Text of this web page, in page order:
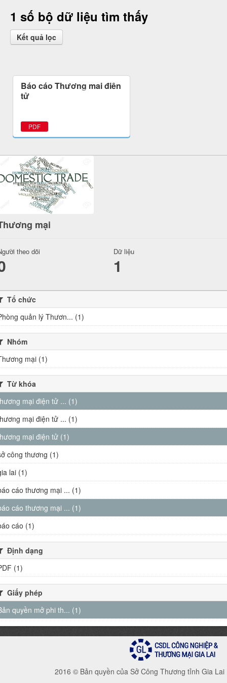
1 số bộ dữ liệu tìm thấy
Kết quả lọc
Báo cáo Thương mại điện
tử
PDF
mại
theo dõi Dữ liệu
1
Tổ chức
quản lý Thươn... (1)
Nhóm
mại (1)
Từ khóa
mại điện tử ... (1)
mại điện tử ... (1)
mại điện tử (1)
công thương (1)
lai (1)
cáo thương mại ... (1)
cáo thương mại ... (1)
cáo (1)
Định dạng
(1)
Giấy phép
quyền mở phi th... (1)
2016 © Bản quyền của Sở Công Thương tỉnh Gia Lai